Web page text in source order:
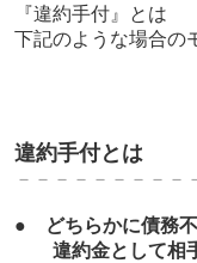
『違約手付』とは
下記のような場合の
違約手付とは
－－－－－－－－－
●
どちらかに債務
違約金として相